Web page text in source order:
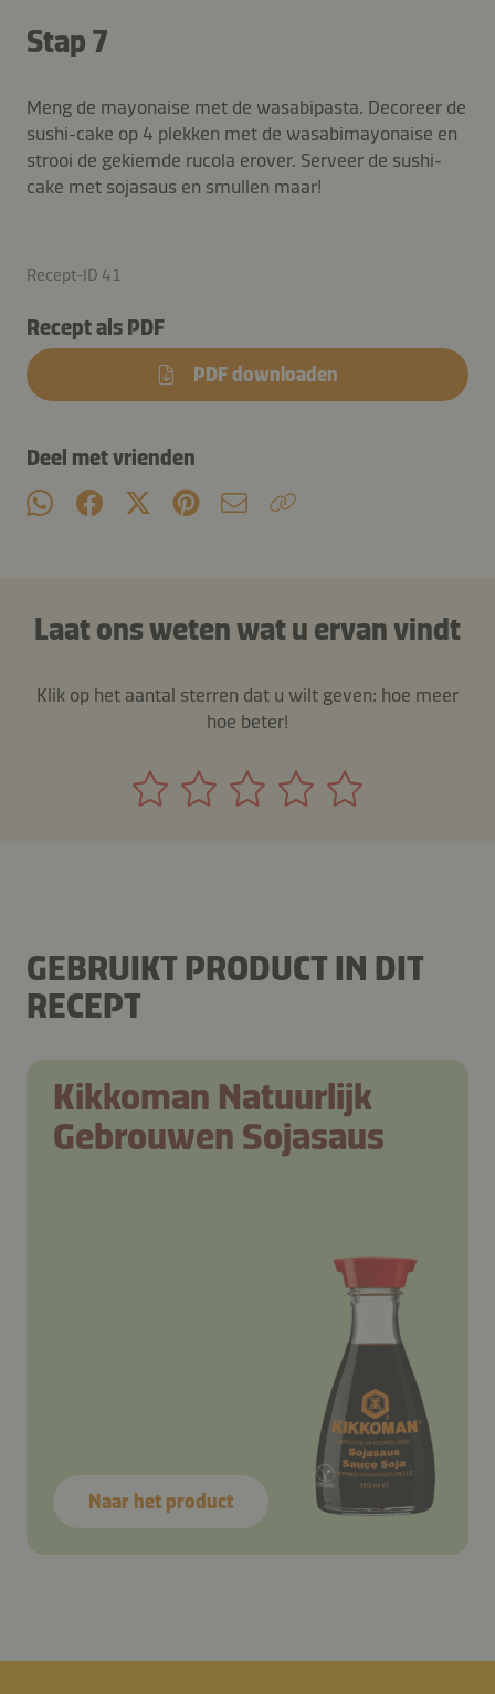
Stap 7
Meng de mayonaise met de wasabipasta. Decoreer de
sushi-cake op 4 plekken met de wasabimayonaise en
strooi de gekiemde rucola erover. Serveer de sushi-
cake met sojasaus en smullen maar!
Recept-ID 41
Recept als PDF
PDF downloaden
Deel met vrienden
Laat ons weten wat u ervan vindt
Klik op het aantal sterren dat u wilt geven: hoe meer
hoe beter!
GEBRUIKT PRODUCT IN DIT
RECEPT
Kikkoman Natuurlijk
Gebrouwen Sojasaus
Naar het product